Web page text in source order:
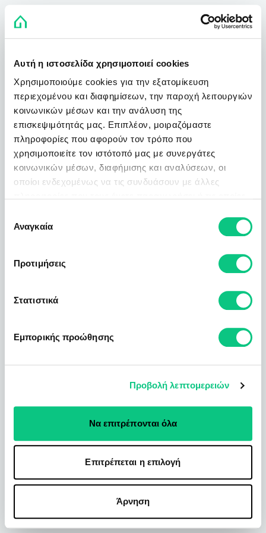
Αυτή η ιστοσελίδα χρησιμοποιεί cookies
Χρησιμοποιούμε cookies για την εξατομίκευση
περιεχομένου και διαφημίσεων, την παροχή λειτουργιών
κοινωνικών μέσων και την ανάλυση της
επισκεψιμότητάς μας. Επιπλέον, μοιραζόμαστε
πληροφορίες που αφορούν τον τρόπο που
χρησιμοποιείτε τον ιστότοπό μας με συνεργάτες
κοινωνικών μέσων, διαφήμισης και αναλύσεων, οι
οποίοι ενδεχομένως να τις συνδυάσουν με άλλες
των υπηρεσιών τους.
συγκατάθεσης
Αναγκαία
Προτιμήσεις
Στατιστικά
Εμπορικής προώθησης
Προβολή λεπτομερειών
Να επιτρέπονται όλα
Επιτρέπεται η επιλογή
Άρνηση